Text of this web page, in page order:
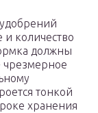
и количество
должны
чрезмерное
тонкой
хранения